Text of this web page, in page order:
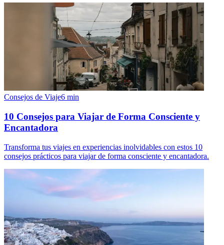
Consejos de Viaje6 min
10 Consejos para Viajar de Forma Consciente y
Encantadora
Transforma tus viajes en experiencias inolvidables con estos 10
consejos prácticos para viajar de forma consciente y encantadora.